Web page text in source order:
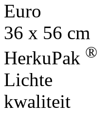
Euro
36 x 56 cm
HerkuPak ®
Lichte
kwaliteit